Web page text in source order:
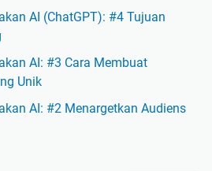
AI (ChatGPT): #4 Tujuan
AI: #3 Cara Membuat
Unik
AI: #2 Menargetkan Audiens